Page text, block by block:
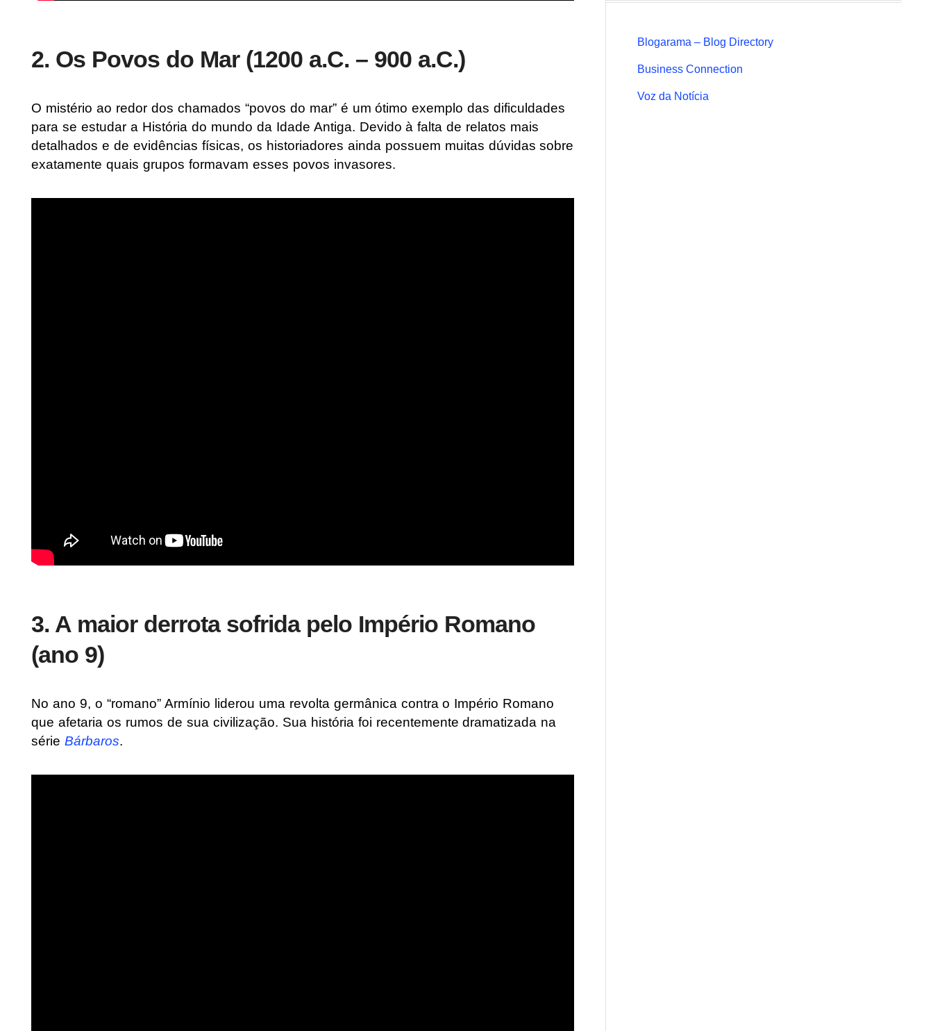
2. Os Povos do Mar (1200 a.C. – 900 a.C.)
O mistério ao redor dos chamados “povos do mar” é um ótimo exemplo das dificuldades
para se estudar a História do mundo da Idade Antiga. Devido à falta de relatos mais
detalhados e de evidências físicas, os historiadores ainda possuem muitas dúvidas sobre
exatamente quais grupos formavam esses povos invasores.
3. A maior derrota sofrida pelo Império Romano
(ano 9)
No ano 9, o “romano” Armínio liderou uma revolta germânica contra o Império Romano
que afetaria os rumos de sua civilização. Sua história foi recentemente dramatizada na
série Bárbaros.
Blogarama – Blog Directory
Business Connection
Voz da Notícia